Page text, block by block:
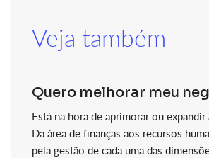
Veja também
Quero melhorar meu
Está na hora de aprimorar ou expandir
Da área de finanças aos recursos
pela gestão de cada uma das